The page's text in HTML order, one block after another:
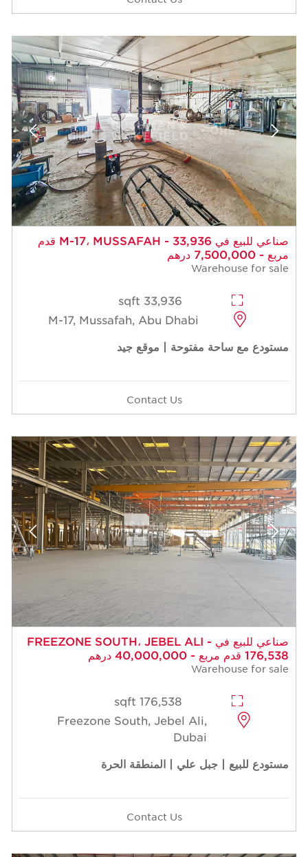
صناعي للبيع في M-17، MUSSAFAH - 33,936 قدم
مربع - 7,500,000 درهم
Warehouse for sale
33,936 sqft
M-17, Mussafah, Abu Dhabi
مستودع مع ساحة مفتوحة | موقع جيد
Contact Us
صناعي للبيع في FREEZONE SOUTH، JEBEL ALI -
176,538 قدم مربع - 40,000,000 درهم
Warehouse for sale
176,538 sqft
Freezone South, Jebel Ali,
Dubai
مستودع للبيع | جبل علي | المنطقة الحرة
Contact Us